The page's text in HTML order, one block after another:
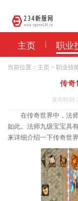
主页 职业
当前位置： 主页 > 职业技
传奇
发布时间
在传奇世界中，法
如此。法师九级宝宝具
来详细介绍一下传奇世